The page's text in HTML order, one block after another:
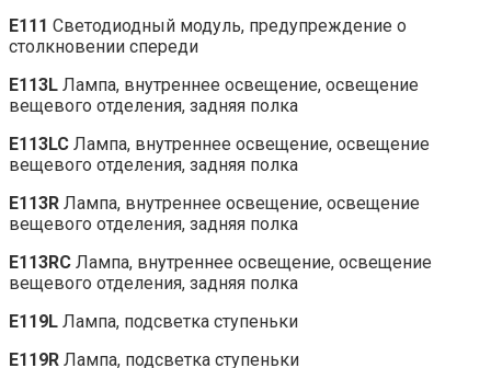
E111 Светодиодный модуль, предупреждение о
столкновении спереди
E113L Лампа, внутреннее освещение, освещение
вещевого отделения, задняя полка
E113LC Лампа, внутреннее освещение, освещение
вещевого отделения, задняя полка
E113R Лампа, внутреннее освещение, освещение
вещевого отделения, задняя полка
E113RC Лампа, внутреннее освещение, освещение
вещевого отделения, задняя полка
E119L Лампа, подсветка ступеньки
E119R Лампа, подсветка ступеньки